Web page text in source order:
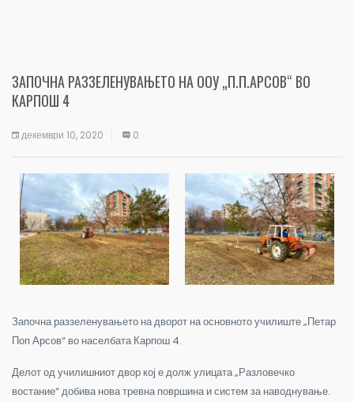
ЗАПОЧНА РАЗЗЕЛЕНУВАЊЕТО НА ООУ „П.П.АРСОВ“ ВО
КАРПОШ 4
декември 10, 2020 0
Започна раззеленувањето на дворот на основното училиште „Петар
Поп Арсов“ во населбата Карпош 4.
Делот од училишниот двор кој е долж улицата „Разловечко
востание“ добива нова тревна површина и систем за наводнување.